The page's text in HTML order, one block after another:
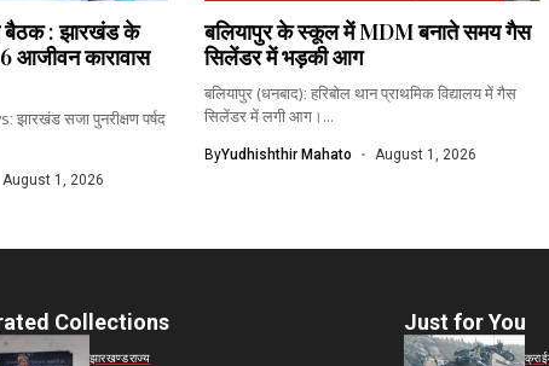
बैठक : झारखंड के
आजीवन कारावास
सजा पुनरीक्षण पर्षद
August 1, 2026
बलियापुर के स्कूल में MDM बनाते समय गैस
सिलेंडर में भड़की आग
बलियापुर (धनबाद): हरिबोल थान प्राथमिक विद्यालय में गैस
सिलेंडर में लगी आग।...
ByYudhishthir Mahato August 1, 2026
Collections
झारखण्डराज्य
Just for You